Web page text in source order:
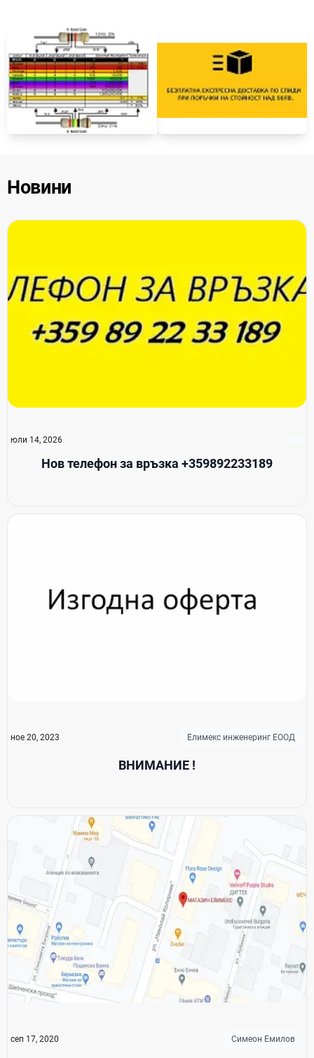
Новини
юли 14, 2026
Нов телефон за връзка +359892233189
ное 20, 2023 Елимекс инженеринг ЕООД
ВНИМАНИЕ !
сеп 17, 2020 Симеон Емилов